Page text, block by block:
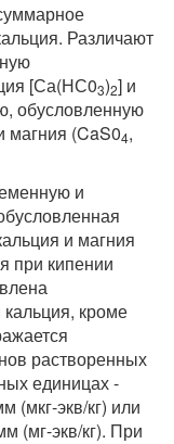
Различают
[Са(НС03)2] и
обусловленную
магния (CaS04,
и
и магния
при кипении
кроме
растворенных
единицах -
(мкг-экв/кг) или
(мг-экв/кг). При